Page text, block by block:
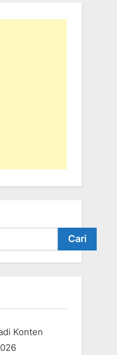
Cari
Konten